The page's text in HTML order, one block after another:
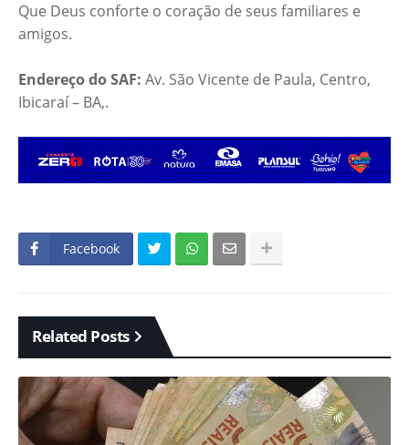
Que Deus conforte o coração de seus familiares e
amigos.
Endereço do SAF: Av. São Vicente de Paula, Centro,
Ibicaraí – BA,.
Facebook
Related Posts